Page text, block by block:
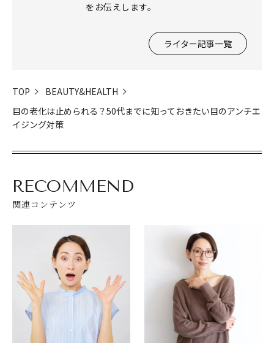
をお伝えします。
ライター記事一覧
TOP
BEAUTY&HEALTH
目の老化は止められる？50代までに知っておきたい目のアンチエ
イジング対策
RECOMMEND
関連コンテンツ